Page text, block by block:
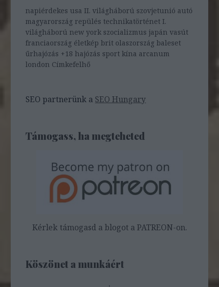
napiérdekes usa II. világháború szovjetunió autó
magyarország repülés technikatörténet I.
világháború new york szocializmus japán vasút
franciaország életkép brit olaszország baleset
űrhajózás +18 hajózás sport kína arcanum
london Címkefelhő
SEO partnerünk a SEO Hungary
Támogass, ha megteheted
Kérlek támogasd a blogot a PATREON-on.
Köszönet a munkáért
.